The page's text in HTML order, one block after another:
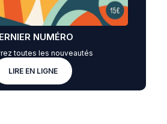
NUMÉRO
toutes les nouveautés
LIRE EN LIGNE